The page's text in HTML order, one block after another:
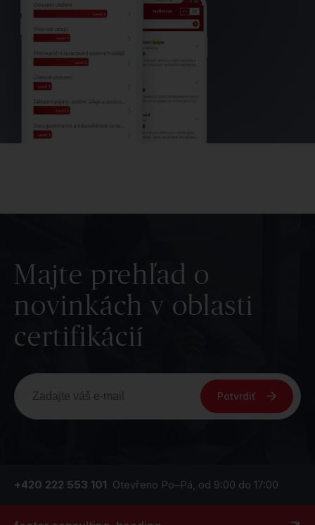
Majte prehľad o
novinkách v oblasti
certifikácií
Potvrdiť
+420 222 553 101 Otevřeno Po–Pá, od 9:00 do 17:00